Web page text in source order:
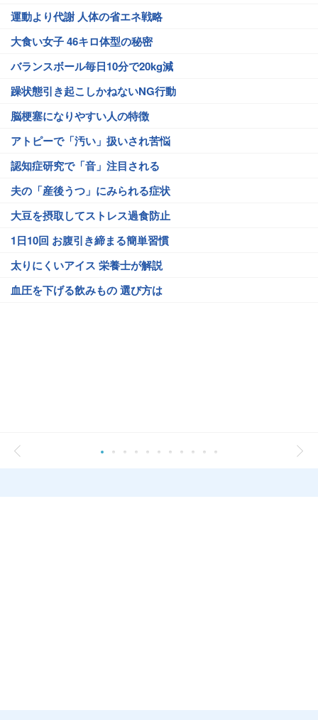
運動より代謝 人体の省エネ戦略
大食い女子 46キロ体型の秘密
バランスボール毎日10分で20kg減
躁状態引き起こしかねないNG行動
脳梗塞になりやすい人の特徴
アトピーで「汚い」扱いされ苦悩
認知症研究で「音」注目される
夫の「産後うつ」にみられる症状
大豆を摂取してストレス過食防止
1日10回 お腹引き締まる簡単習慣
太りにくいアイス 栄養士が解説
血圧を下げる飲みもの 選び方は